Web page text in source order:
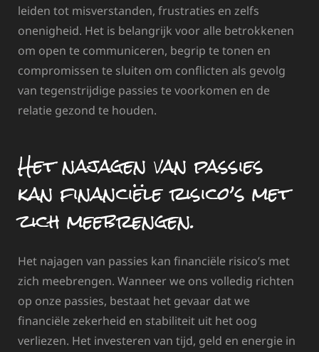
leiden tot misverstanden, frustraties en zelfs
onenigheid. Het is belangrijk voor alle betrokkenen
om open te communiceren, begrip te tonen en
compromissen te sluiten om conflicten als gevolg
van tegenstrijdige passies te voorkomen en de
relatie gezond te houden.
Het najagen van passies
kan financiële risico’s met
zich meebrengen.
Het najagen van passies kan financiële risico’s met
zich meebrengen. Wanneer we ons volledig richten
op onze passies, bestaat het gevaar dat we
financiële zekerheid en stabiliteit uit het oog
verliezen. Het investeren van tijd, geld en energie in